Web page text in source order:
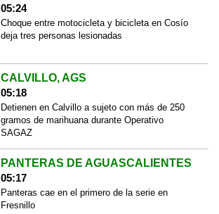
05:24
Choque entre motocicleta y bicicleta en Cosío
deja tres personas lesionadas
CALVILLO, AGS
05:18
Detienen en Calvillo a sujeto con más de 250
gramos de marihuana durante Operativo
SAGAZ
PANTERAS DE AGUASCALIENTES
05:17
Panteras cae en el primero de la serie en
Fresnillo